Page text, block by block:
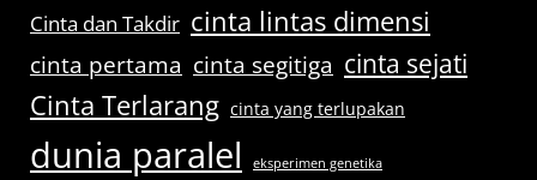
Cinta dan Takdir cinta lintas dimensi
cinta pertama cinta segitiga cinta sejati
Cinta Terlarang cinta yang terlupakan
dunia paralel eksperimen genetika